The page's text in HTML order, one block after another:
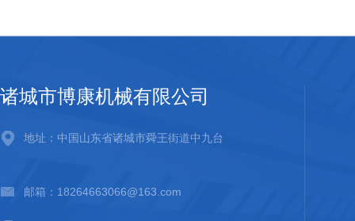
诸城市博康机械有限公司
地址：中国山东省诸城市舜王街道中九台
邮箱：18264663066@163.com